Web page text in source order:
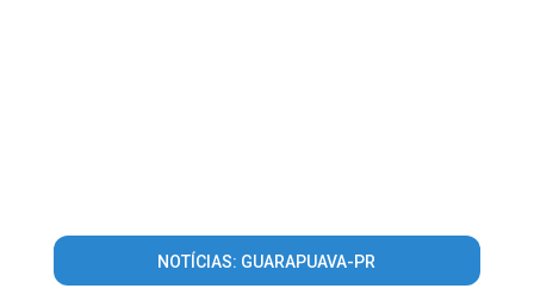
NOTÍCIAS: GUARAPUAVA-PR